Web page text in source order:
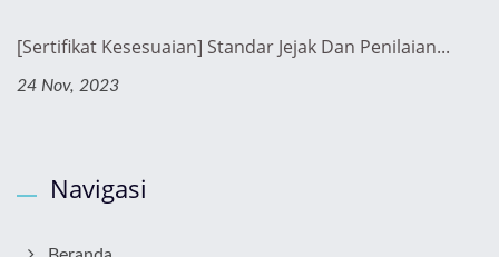
[Sertifikat Kesesuaian] Standar Jejak Dan Penilaian...
24 Nov, 2023
Navigasi